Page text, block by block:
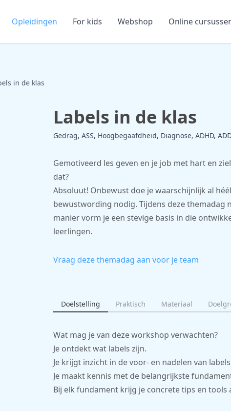
Opleidingen For kids Webshop Online
in de klas
Labels in de klas
Gedrag, ASS, Hoogbegaafdheid, Diagnose, ADHD,
Gemotiveerd les geven en je job met hart en
dat?
Absoluut! Onbewust doe je waarschijnlijk al
bewustwording nodig. Tijdens deze themadag
manier vorm je een stevige basis in die
leerlingen.
Vraag deze themadag aan voor je team
Doelstelling Praktisch Materiaal
Wat mag je van deze workshop verwachten?
Je ontdekt wat labels zijn.
Je krijgt inzicht in de voor- en nadelen van
Je maakt kennis met de belangrijkste
Bij elk fundament krijg je concrete tips en tools